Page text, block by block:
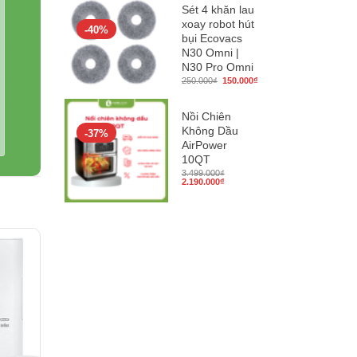
hay
thấy,
80.000₫.
-40%
Sét 4 khăn lau
xoay robot hút
bụi Ecovacs
N30 Omni |
N30 Pro Omni
250.000₫ Giá
150.000₫
-37%
Nồi Chiên
Không Dầu
AirPower
10QT
3.499.000₫
Giá
2.190.000₫Giá